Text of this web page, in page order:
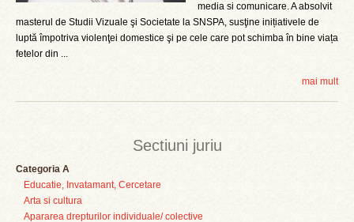
Sectiuni juriu
Categoria A
Educatie, Invatamant, Cercetare
Arta si cultura
Apararea drepturilor individuale/ colective
media si comunicare. A absolvit
masterul de Studii Vizuale şi Societate la SNSPA, susţine inițiativele de
luptă împotriva violenţei domestice şi pe cele care pot schimba în bine viața
fetelor din ...
mai mult